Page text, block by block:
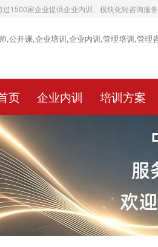
过1500家企业提供企业内训、模块化轻咨询服务
页 企业内训 培训方案